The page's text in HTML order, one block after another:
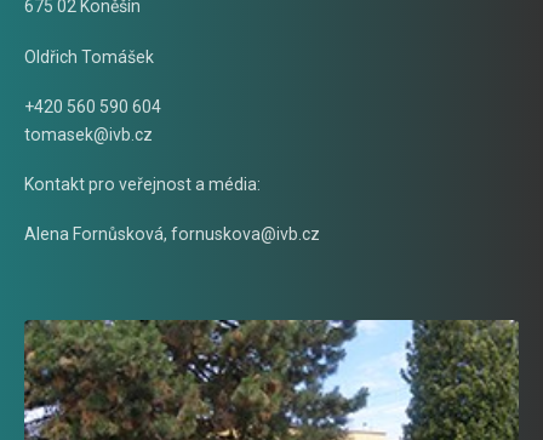
675 02 Koněšín
Oldřich Tomášek
+420 560 590 604
tomasek@ivb.cz
Kontakt pro veřejnost a média:
Alena Fornůsková, fornuskova@ivb.cz